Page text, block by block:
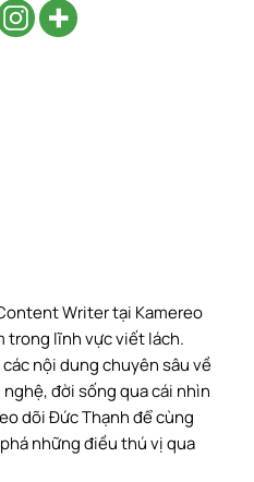
Writer tại Kamereo
trong lĩnh vực viết lách.
nội dung chuyên sâu về
đời sống qua cái nhìn
dõi Đức Thạnh để cùng
những điều thú vị qua